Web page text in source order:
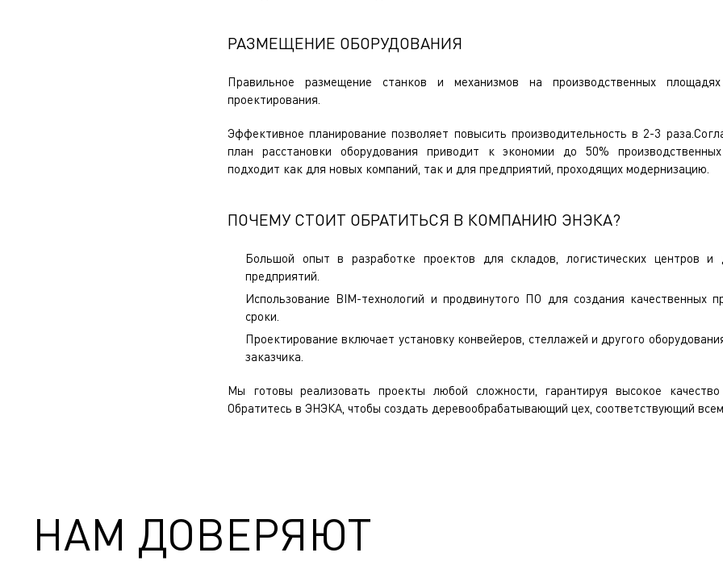
РАЗМЕЩЕНИЕ ОБОРУДОВАНИЯ
Правильное размещение станков и механизмов на производственных
проектирования.
Эффективное планирование позволяет повысить производительность в 2-3
план расстановки оборудования приводит к экономии до 50% производственных
подходит как для новых компаний, так и для предприятий, проходящих модернизацию.
ПОЧЕМУ СТОИТ ОБРАТИТЬСЯ В КОМПАНИЮ ЭНЭКА?
Большой опыт в разработке проектов для складов, логистических центров и
предприятий.
Использование BIM-технологий и продвинутого ПО для создания качественных
сроки.
Проектирование включает установку конвейеров, стеллажей и другого
заказчика.
Мы готовы реализовать проекты любой сложности, гарантируя высокое
Обратитесь в ЭНЭКА, чтобы создать деревообрабатывающий цех, соответствующий
НАМ ДОВЕРЯЮТ